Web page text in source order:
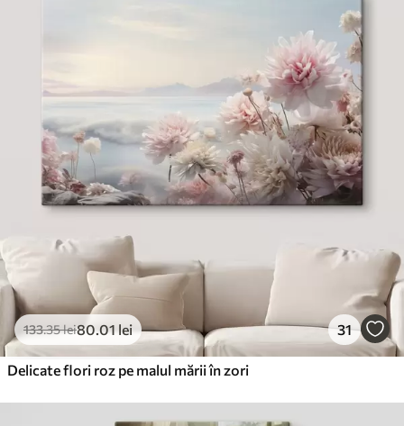
133.35lei80.01lei 31
Delicate flori roz pe malul mării în zori